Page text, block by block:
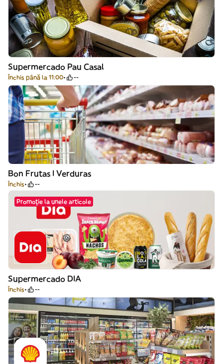
Supermercado Pau Casal
Închis până la 11:00 --
Bon Frutas I Verduras
Închis --
Promoție la unele articole
Supermercado DIA
Închis --